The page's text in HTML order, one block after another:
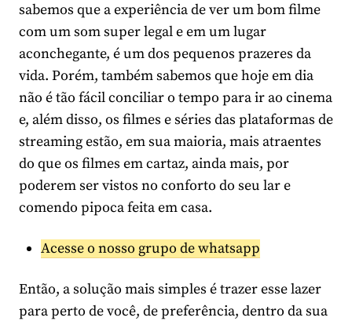
sabemos que a experiência de ver um bom filme
com um som super legal e em um lugar
aconchegante, é um dos pequenos prazeres da
vida. Porém, também sabemos que hoje em dia
não é tão fácil conciliar o tempo para ir ao cinema
e, além disso, os filmes e séries das plataformas de
streaming estão, em sua maioria, mais atraentes
do que os filmes em cartaz, ainda mais, por
poderem ser vistos no conforto do seu lar e
comendo pipoca feita em casa.
Acesse o nosso grupo de whatsapp
Então, a solução mais simples é trazer esse lazer
para perto de você, de preferência, dentro da sua